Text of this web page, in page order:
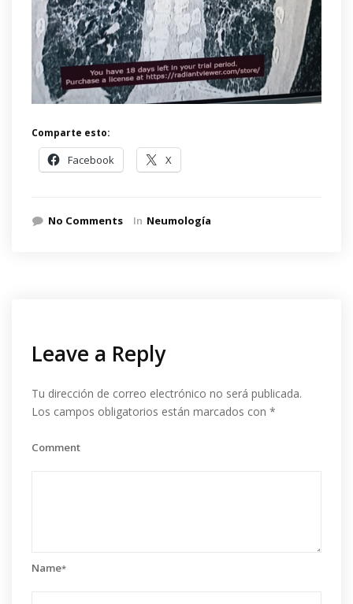
Comparte esto:
Facebook X
No Comments In Neumología
Leave a Reply
Tu dirección de correo electrónico no será publicada.
Los campos obligatorios están marcados con *
Comment
Name*